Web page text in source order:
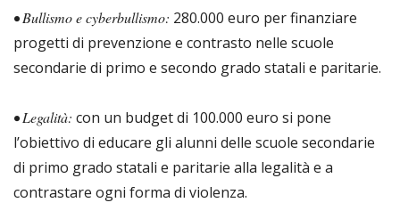
• Bullismo e cyberbullismo: 280.000 euro per finanziare
progetti di prevenzione e contrasto nelle scuole
secondarie di primo e secondo grado statali e paritarie.
• Legalità: con un budget di 100.000 euro si pone
l’obiettivo di educare gli alunni delle scuole secondarie
di primo grado statali e paritarie alla legalità e a
contrastare ogni forma di violenza.